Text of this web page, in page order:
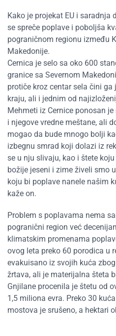
Kako je projekat EU i saradnja
se spreče poplave i poboljša
pograničnom regionu između
Makedonije.
Cernica je selo sa oko 600
granice sa Severnom
protiče kroz centar sela čini
kraju, ali i jednim od
Mehmeti iz Cernice ponosan
i njegove vredne meštane, ali
mogao da bude mnogo bolji
izbegnu smrad koji dolazi iz
se u nju slivaju, kao i štete
božije jeseni i zime živeli smo
koju bi poplave nanele našim
kaže on.
Problem s poplavama nema
pogranični region već
klimatskim promenama
ovog leta preko 60 porodica u
evakuisano iz svojih kuća
žrtava, ali je materijalna šteta
Gnjilane procenila je štetu od
1,5 miliona evra. Preko 30
mostova je srušeno, a hektari